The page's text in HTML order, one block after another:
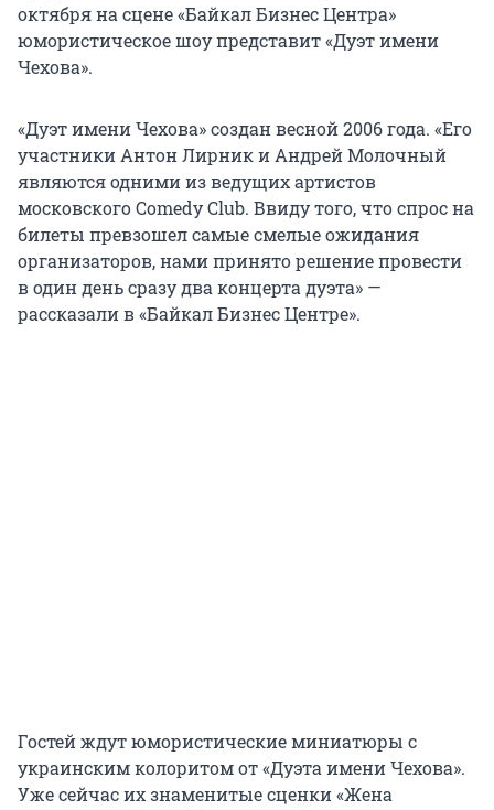
октября на сцене «Байкал Бизнес Центра»
юмористическое шоу представит «Дуэт имени
Чехова».
«Дуэт имени Чехова» создан весной 2006 года. «Его
участники Антон Лирник и Андрей Молочный
являются одними из ведущих артистов
московского Comedy Club. Ввиду того, что спрос на
билеты превзошел самые смелые ожидания
организаторов, нами принято решение провести
в один день сразу два концерта дуэта» —
рассказали в «Байкал Бизнес Центре».
Гостей ждут юмористические миниатюры с
украинским колоритом от «Дуэта имени Чехова».
Уже сейчас их знаменитые сценки «Жена